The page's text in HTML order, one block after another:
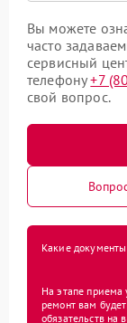
Вы можете
часто
сервисный
телефону+7
свой вопрос.
Какие
На этапе приема
ремонт вам
обязательств на